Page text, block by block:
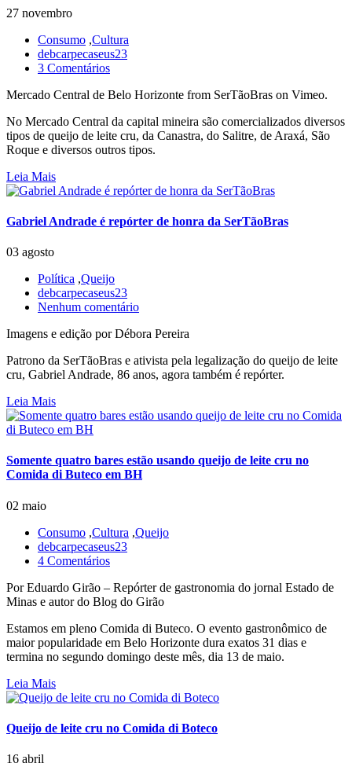
27 novembro
Consumo ,Cultura
debcarpecaseus23
3 Comentários
Mercado Central de Belo Horizonte from SerTãoBras on Vimeo.
No Mercado Central da capital mineira são comercializados diversos
tipos de queijo de leite cru, da Canastra, do Salitre, de Araxá, São
Roque e diversos outros tipos.
Leia Mais
Gabriel Andrade é repórter de honra da SerTãoBras
03 agosto
Política ,Queijo
debcarpecaseus23
Nenhum comentário
Imagens e edição por Débora Pereira
Patrono da SerTãoBras e ativista pela legalização do queijo de leite
cru, Gabriel Andrade, 86 anos, agora também é repórter.
Leia Mais
Somente quatro bares estão usando queijo de leite cru no
Comida di Buteco em BH
02 maio
Consumo ,Cultura ,Queijo
debcarpecaseus23
4 Comentários
Por Eduardo Girão – Repórter de gastronomia do jornal Estado de
Minas e autor do Blog do Girão
Estamos em pleno Comida di Buteco. O evento gastronômico de
maior popularidade em Belo Horizonte dura exatos 31 dias e
termina no segundo domingo deste mês, dia 13 de maio.
Leia Mais
Queijo de leite cru no Comida di Boteco
16 abril